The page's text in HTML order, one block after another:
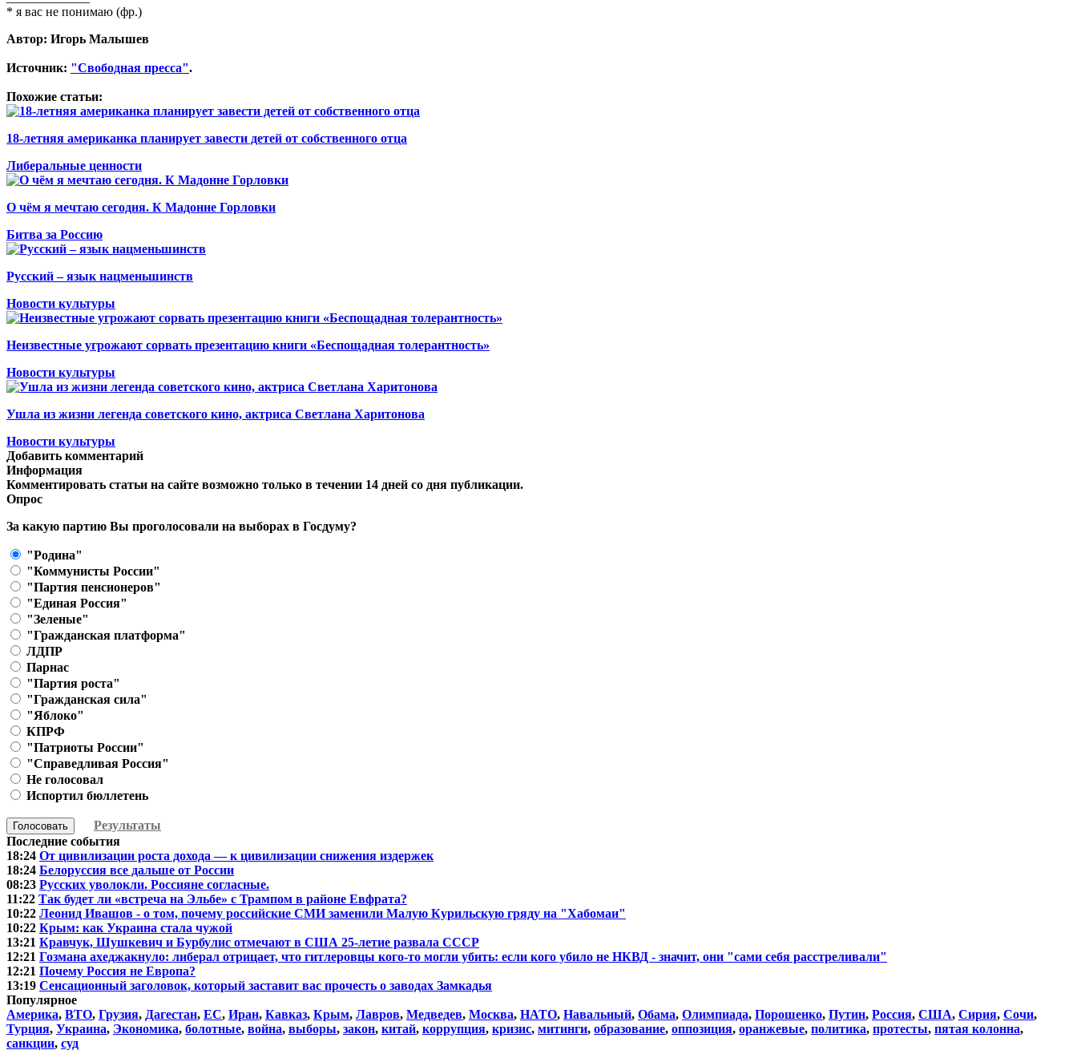
* я вас не понимаю (фр.)
Автор: Игорь Малышев
Источник: "Свободная пресса".
Похожие статьи:
18-летняя американка планирует завести детей от собственного отца
Либеральные ценности
О чём я мечтаю сегодня. К Мадонне Горловки
Битва за Россию
Русский – язык нацменьшинств
Новости культуры
Неизвестные угрожают сорвать презентацию книги «Беспощадная толерантность»
Новости культуры
Ушла из жизни легенда советского кино, актриса Светлана Харитонова
Новости культуры
Добавить комментарий
Информация
Комментировать статьи на сайте возможно только в течении 14 дней со дня публикации.
Опрос
За какую партию Вы проголосовали на выборах в Госдуму?
"Родина"
"Коммунисты России"
"Партия пенсионеров"
"Единая Россия"
"Зеленые"
"Гражданская платформа"
ЛДПР
Парнас
"Партия роста"
"Гражданская сила"
"Яблоко"
КПРФ
"Патриоты России"
"Справедливая Россия"
Не голосовал
Испортил бюллетень
Голосовать
Результаты
Последние события
18:24 От цивилизации роста дохода — к цивилизации снижения издержек
18:24 Белоруссия все дальше от России
08:23 Русских уволокли. Россияне согласные.
11:22 Так будет ли «встреча на Эльбе» с Трампом в районе Евфрата?
10:22 Леонид Ивашов - о том, почему российские СМИ заменили Малую Курильскую гряду на "Хабомаи"
10:22 Крым: как Украина стала чужой
13:21 Кравчук, Шушкевич и Бурбулис отмечают в США 25-летие развала СССР
12:21 Гозмана ахеджакнуло: либерал отрицает, что гитлеровцы кого-то могли убить: если кого убило не НКВД - значит, они "сами себя расстреливали"
12:21 Почему Россия не Европа?
13:19 Сенсационный заголовок, который заставит вас прочесть о заводах Замкадья
Популярное
Америка, ВТО, Грузия, Дагестан, ЕС, Иран, Кавказ, Крым, Лавров, Медведев, Москва, НАТО, Навальный, Обама, Олимпиада, Порошенко, Путин, Россия, США, Сирия, Сочи,
Турция, Украина, Экономика, болотные, война, выборы, закон, китай, коррупция, кризис, митинги, образование, оппозиция, оранжевые, политика, протесты, пятая колонна,
санкции, суд